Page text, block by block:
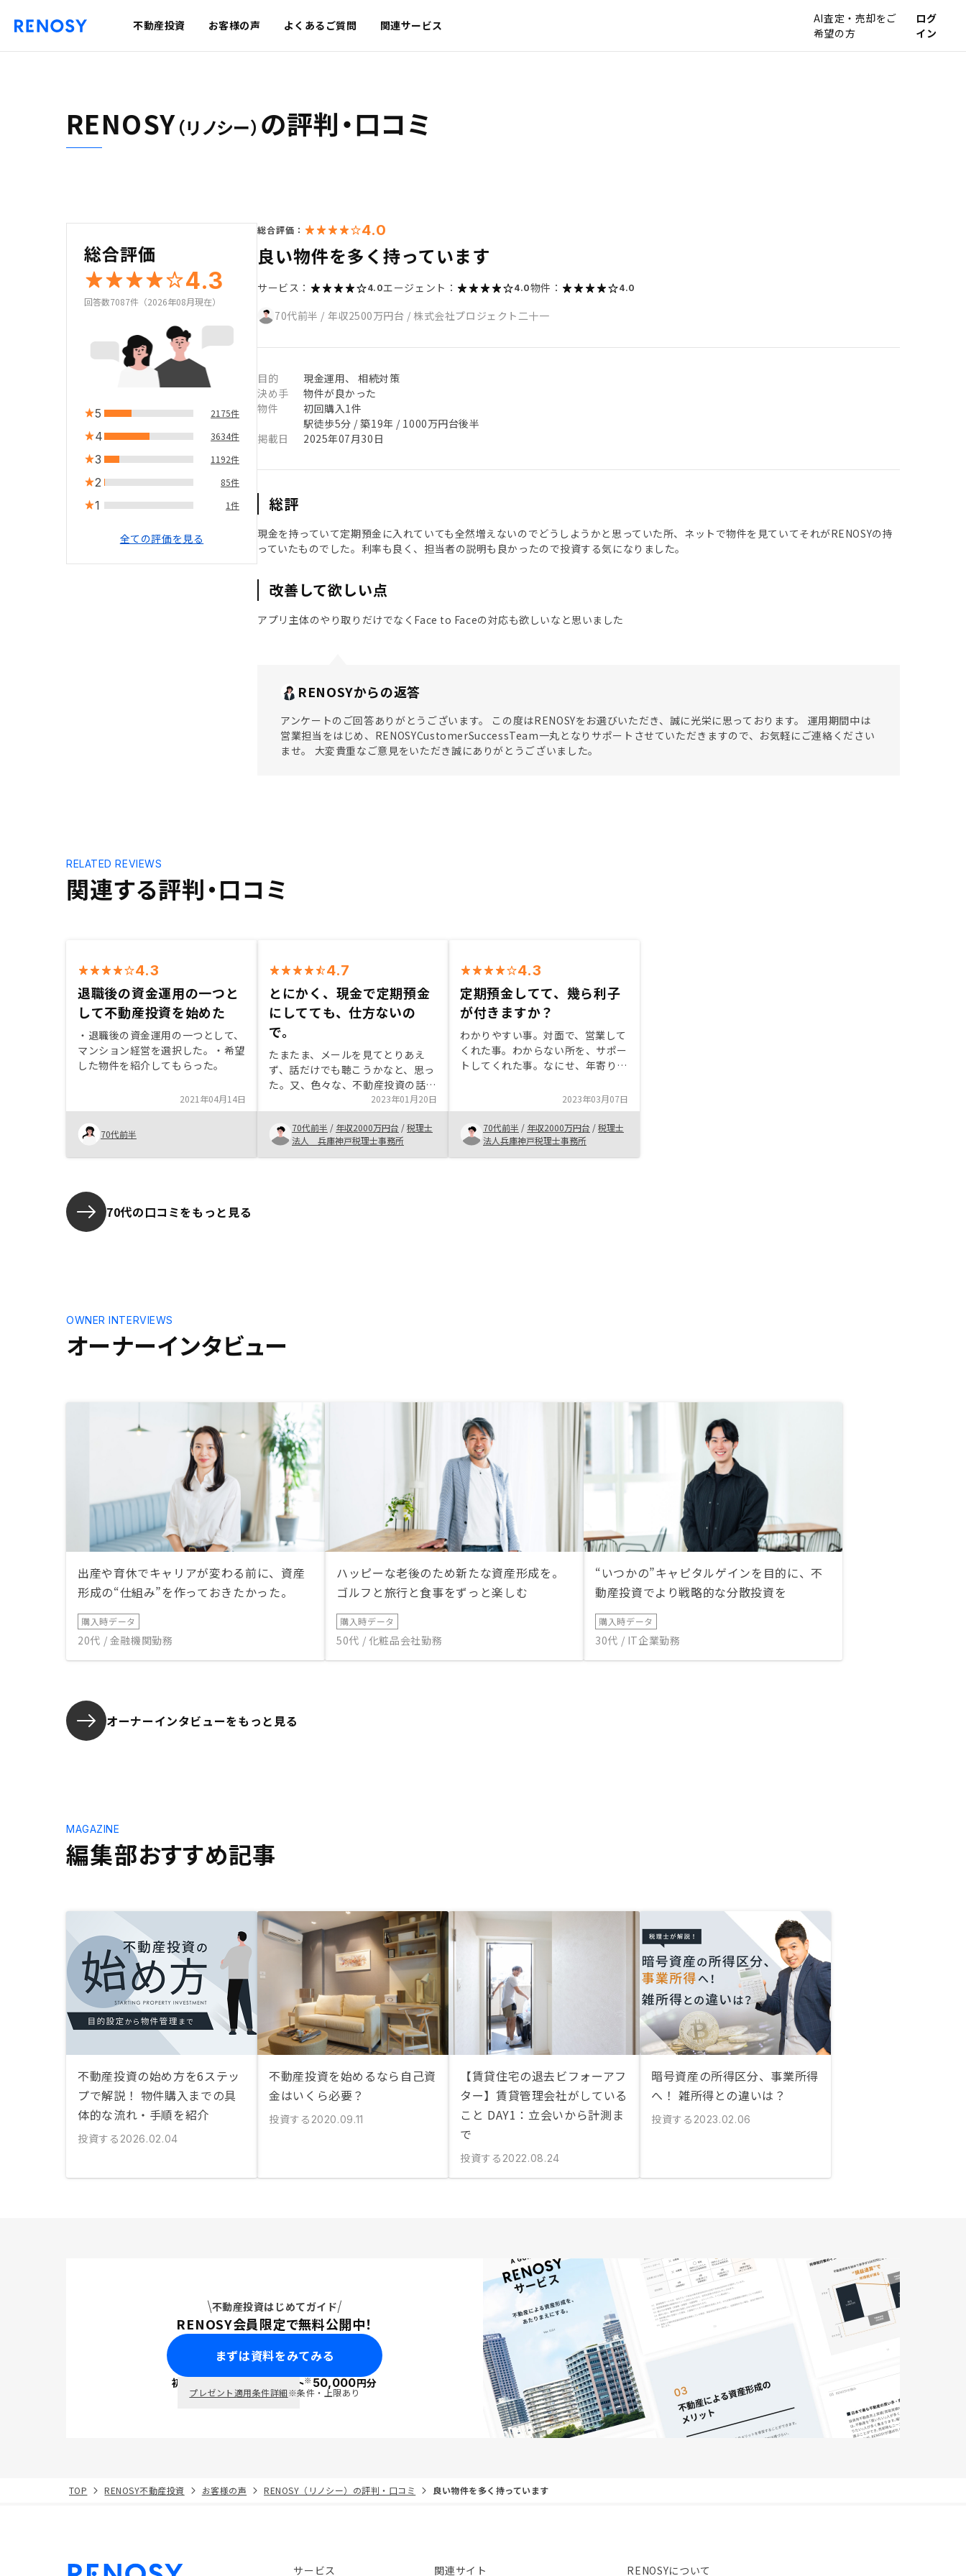
不動産投資 お客様の声 よくあるご質問 関連サービス
AI査定・売却をご
希望の方
ログ
イン
RENOSY（リノシー） の評判・口コミ
総合評価
4.3
回答数7087件（2026年08月現在）
5 2175件
4 3634件
3 1192件
2 85件
1 1件
全ての評価を見る
総合評価： 4.0
良い物件を多く持っています
サービス： 4.0エージェント： 4.0物件： 4.0
70代前半 / 年収2500万円台 / 株式会社プロジェクト二十一
目的
現金運用、 相続対策
決め手
物件が良かった
物件
初回購入1件
駅徒歩5分 / 築19年 / 1000万円台後半
掲載日
2025年07月30日
総評
現金を持っていて定期預金に入れていても全然増えないのでどうしようかと思っていた所、ネットで物件を見ていてそれがRENOSYの持
っていたものでした。利率も良く、担当者の説明も良かったので投資する気になりました。
改善して欲しい点
アプリ主体のやり取りだけでなくFace to Faceの対応も欲しいなと思いました
RENOSYからの返答
アンケートのご回答ありがとうございます。 この度はRENOSYをお選びいただき、誠に光栄に思っております。 運用期間中は
営業担当をはじめ、RENOSYCustomerSuccessTeam一丸となりサポートさせていただきますので、お気軽にご連絡ください
ませ。 大変貴重なご意見をいただき誠にありがとうございました。
関連する評判・口コミ
RELATED REVIEWS
4.3
退職後の資金運用の一つと
して不動産投資を始めた
・退職後の資金運用の一つとして、
マンション経営を選択した。・希望
した物件を紹介してもらった。
2021年04月14日
70代前半
4.7
とにかく、現金で定期預金
にしてても、仕方ないの
で。
たまたま、メールを見てとりあえ
ず、話だけでも聴こうかなと、思っ
た。又、色々な、不動産投資の話
が、あったが。これだけ、長期間世
話して貰え、条件を変えないのは、
気に入りました。後は、撤退する時
も、世話して貰えるそうなので、安
心しています。なを、契約に関して
2023年01月20日
70代前半 / 年収2000万円台 /税理士
法人 兵庫神戸税理士事務所
4.3
定期預金してて、幾ら利子
が付きますか？
わかりやすい事。対面で、営業して
くれた事。わからない所を、サポー
トしてくれた事。なにせ、年寄りに
ありました。営業マンが、良く手伝
ってくれたので、助かりました。そ
れと、7年間面倒を、見てもらえる
のが、安心です。若い人なら、チャ
チャっとできるでしょうが、年寄り
2023年03月07日
70代前半 / 年収2000万円台 /税理士
法人兵庫神戸税理士事務所
70代の口コミをもっと見る
オーナーインタビュー
OWNER INTERVIEWS
出産や育休でキャリアが変わる前に、資産
形成の“仕組み”を作っておきたかった。
購入時データ
20代 / 金融機関勤務
ハッピーな老後のため新たな資産形成を。
ゴルフと旅行と食事をずっと楽しむ
購入時データ
50代 / 化粧品会社勤務
“いつかの”キャピタルゲインを目的に、不
動産投資でより戦略的な分散投資を
購入時データ
30代 / IT企業勤務
オーナーインタビューをもっと見る
編集部おすすめ記事
MAGAZINE
不動産投資の始め方を6ステッ
プで解説！ 物件購入までの具
体的な流れ・手順を紹介
投資する 2026.02.04
不動産投資を始めるなら自己資
金はいくら必要？
投資する 2020.09.11
【賃貸住宅の退去ビフォーアフ
ター】賃貸管理会社がしている
こと DAY1：立会いから計測ま
で
投資する 2022.08.24
暗号資産の所得区分、事業所得
へ！ 雑所得との違いは？
投資する 2023.02.06
不動産投資はじめてガイド
RENOSY会員限定で無料公開中！
まずは資料をみてみる
初回面談で ポイント※50,000円分
プレゼント適用条件詳細※条件・上限あり
TOP RENOSY不動産投資 お客様の声 RENOSY（リノシー）の評判・口コミ 良い物件を多く持っています
サービス 関連サイト RENOSYについて